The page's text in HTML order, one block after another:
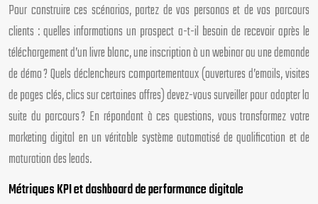
Pour construire ces scénarios, partez de vos personas et de vos parcours
clients : quelles informations un prospect a-t-il besoin de recevoir après le
téléchargement d’un livre blanc, une inscription à un webinar ou une demande
de démo ? Quels déclencheurs comportementaux (ouvertures d’emails, visites
de pages clés, clics sur certaines offres) devez-vous surveiller pour adapter la
suite du parcours ? En répondant à ces questions, vous transformez votre
marketing digital en un véritable système automatisé de qualification et de
maturation des leads.
Métriques KPI et dashboard de performance digitale